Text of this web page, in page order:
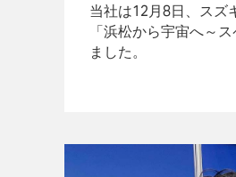
当社は12月8日、スズ
「浜松から宇宙へ～
ました。